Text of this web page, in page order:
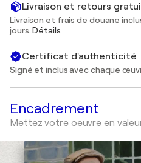
Livraison et retours
Livraison et frais de douane
jours.Détails
Certificat d'authenticité
Signé et inclus avec chaque
Encadrement
Mettez votre oeuvre en